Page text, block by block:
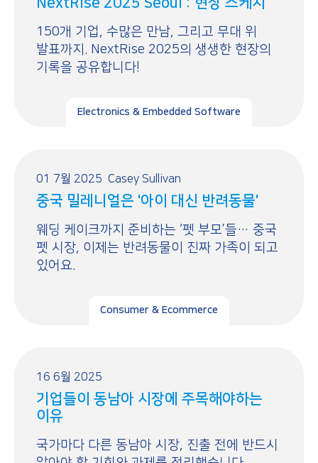
150개 기업, 수많은 만남, 그리고 무대 위
발표까지. NextRise 2025의 생생한 현장의
기록을 공유합니다!
Electronics & Embedded Software
01 7월 2025 Casey Sullivan
중국 밀레니얼은 '아이 대신 반려동물'
웨딩 케이크까지 준비하는 ‘펫 부모’들… 중국
펫 시장, 이제는 반려동물이 진짜 가족이 되고
있어요.
Consumer & Ecommerce
16 6월 2025
기업들이 동남아 시장에 주목해야하는
이유
국가마다 다른 동남아 시장, 진출 전에 반드시